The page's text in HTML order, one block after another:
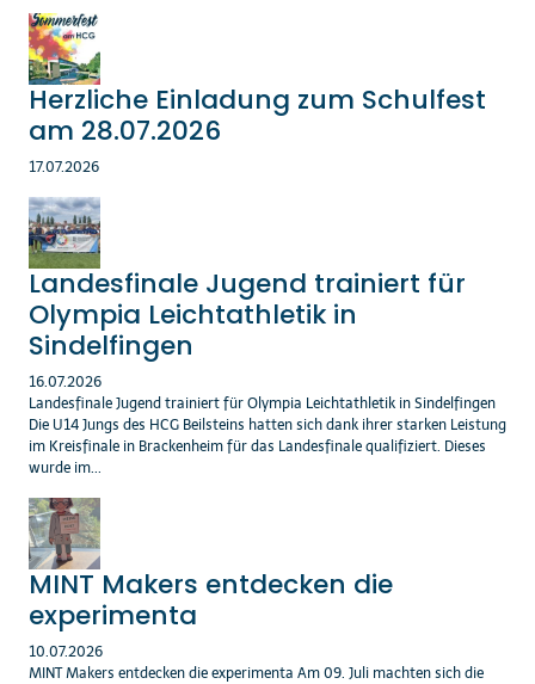
Herzliche Einladung zum Schulfest
am 28.07.2026
17.07.2026
Landesfinale Jugend trainiert für
Olympia Leichtathletik in
Sindelfingen
16.07.2026
Landesfinale Jugend trainiert für Olympia Leichtathletik in Sindelfingen
Die U14 Jungs des HCG Beilsteins hatten sich dank ihrer starken Leistung
im Kreisfinale in Brackenheim für das Landesfinale qualifiziert. Dieses
wurde im...
MINT Makers entdecken die
experimenta
10.07.2026
MINT Makers entdecken die experimenta Am 09. Juli machten sich die